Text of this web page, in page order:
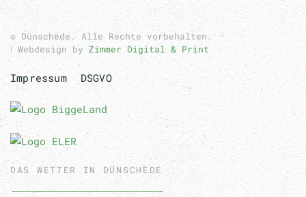
© Dünschede. Alle Rechte vorbehalten.
ǀ Webdesign by Zimmer Digital & Print
Impressum DSGVO
DAS WETTER IN DÜNSCHEDE